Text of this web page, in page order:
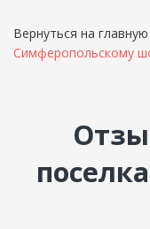
Вернуться на главную
Симферопольскому